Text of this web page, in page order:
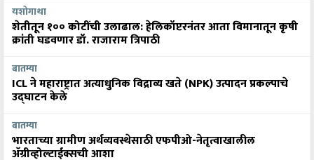
यशोगाथा
शेतीतून १०० कोटींची उलाढाल: हेलिकॉप्टरनंतर आता विमानातून कृषी
क्रांती घडवणार डॉ. राजाराम त्रिपाठी
बातम्या
ICL ने महाराष्ट्रात अत्याधुनिक विद्राव्य खते (NPK) उत्पादन प्रकल्पाचे
उद्घाटन केले
बातम्या
भारताच्या ग्रामीण अर्थव्यवस्थेसाठी एफपीओ-नेतृत्वाखालील
अ‍ॅग्रीव्होल्टाईक्सची आशा